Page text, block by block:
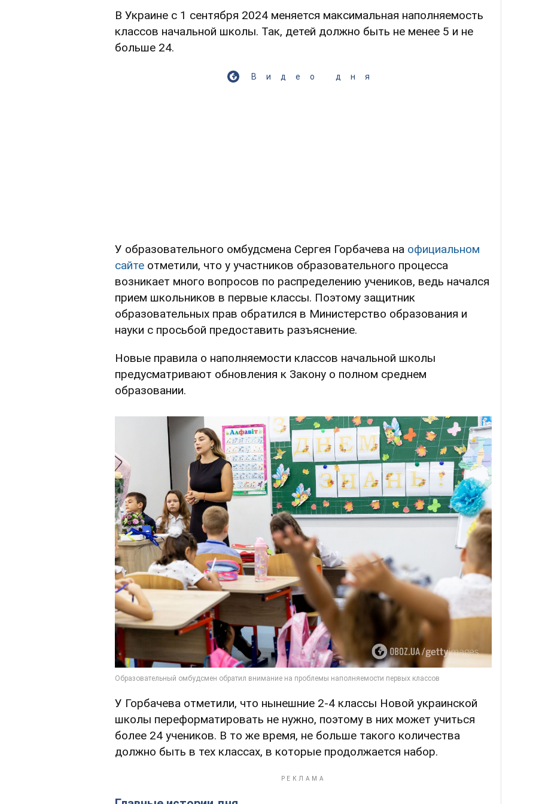
В Украине с 1 сентября 2024 меняется максимальная наполняемость
классов начальной школы. Так, детей должно быть не менее 5 и не
больше 24.
Видео дня
У образовательного омбудсмена Сергея Горбачева на официальном
сайте отметили, что у участников образовательного процесса
возникает много вопросов по распределению учеников, ведь начался
прием школьников в первые классы. Поэтому защитник
образовательных прав обратился в Министерство образования и
науки с просьбой предоставить разъяснение.
Новые правила о наполняемости классов начальной школы
предусматривают обновления к Закону о полном среднем
образовании.
У Горбачева отметили, что нынешние 2-4 классы Новой украинской
школы переформатировать не нужно, поэтому в них может учиться
более 24 учеников. В то же время, не больше такого количества
должно быть в тех классах, в которые продолжается набор.